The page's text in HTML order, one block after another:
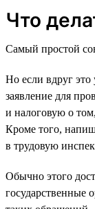
Что
Самый простой
Но если вдруг
заявление для
и налоговую о
Кроме того,
в трудовую
Обычно этого
государственные